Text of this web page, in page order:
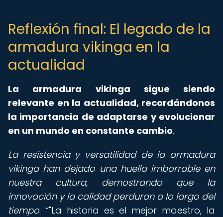
Reflexión final: El legado de la
armadura vikinga en la
actualidad
La armadura vikinga sigue siendo
relevante en la actualidad, recordándonos
la importancia de adaptarse y evolucionar
en un mundo en constante cambio.
La resistencia y versatilidad de la armadura
vikinga han dejado una huella imborrable en
nuestra cultura, demostrando que la
innovación y la calidad perduran a lo largo del
tiempo.
"La historia es el mejor maestro, la